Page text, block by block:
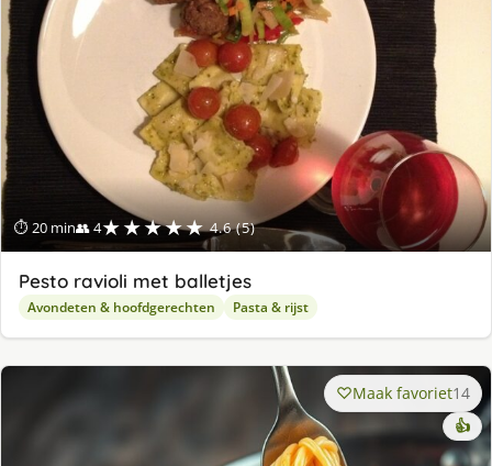
⏱ 20 min👥 4★★★★★ 4.6 (5)
Pesto ravioli met balletjes
Avondeten & hoofdgerechten Pasta & rijst
Maak favoriet14
👍